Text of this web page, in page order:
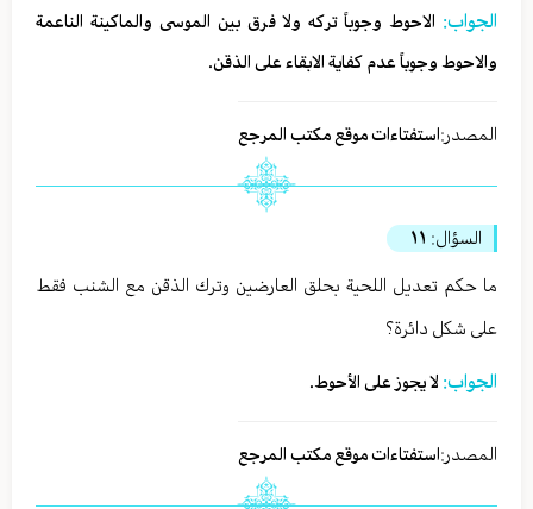
الجواب: الاحوط وجوباً تركه ولا فرق بين الموسى والماكينة الناعمة
والاحوط وجوباً عدم كفاية الابقاء على الذقن.
المصدر:استفتاءات موقع مكتب المرجع
السؤال: ١١
ما حكم تعديل اللحية بحلق العارضين وترك الذقن مع الشنب فقط
على شكل دائرة؟
الجواب: لا يجوز على الأحوط.
المصدر:استفتاءات موقع مكتب المرجع